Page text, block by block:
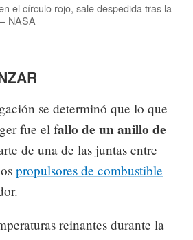
el círculo rojo, sale despedida tras la
NASA
se determinó que lo que
fue el fallo de un anillo de
de una de las juntas entre
propulsores de combustible
reinantes durante la